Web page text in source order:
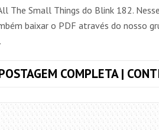
The Small Things do Blink 182.
baixar o PDF através do nosso
COMPLETA |